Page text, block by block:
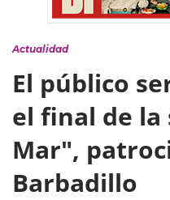
Actualidad
El público
el final de la
Mar",
Barbadillo